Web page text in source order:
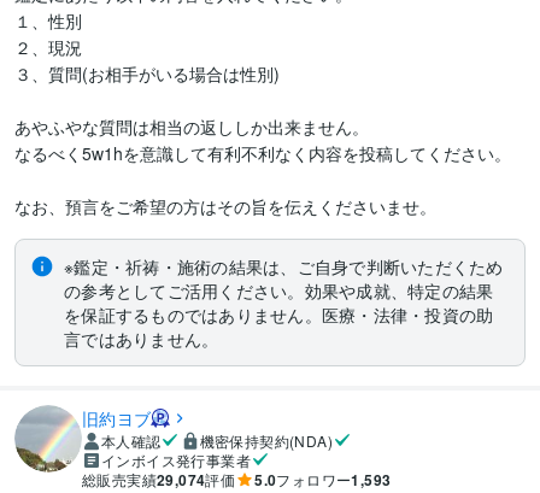
１、性別
２、現況
３、質問(お相手がいる場合は性別)
あやふやな質問は相当の返ししか出来ません。
なるべく5w1hを意識して有利不利なく内容を投稿してください。
なお、預言をご希望の方はその旨を伝えくださいませ。
※鑑定・祈祷・施術の結果は、ご自身で判断いただくため
の参考としてご活用ください。効果や成就、特定の結果
を保証するものではありません。医療・法律・投資の助
言ではありません。
旧約ヨブ
本人確認
機密保持契約(NDA)
インボイス発行事業者
総販売実績29,074評価 5.0フォロワー1,593